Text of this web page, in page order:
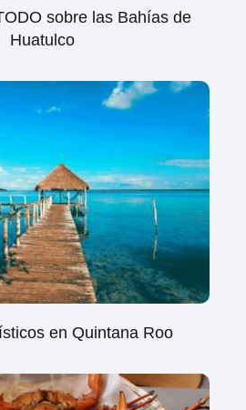
sobre las Bahías de
Huatulco
en Quintana Roo